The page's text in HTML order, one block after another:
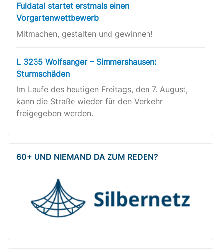
Fuldatal startet erstmals einen
Vorgartenwettbewerb
Mitmachen, gestalten und gewinnen!
L 3235 Wolfsanger – Simmershausen:
Sturmschäden
Im Laufe des heutigen Freitags, den 7. August,
kann die Straße wieder für den Verkehr
freigegeben werden.
60+ UND NIEMAND DA ZUM REDEN?